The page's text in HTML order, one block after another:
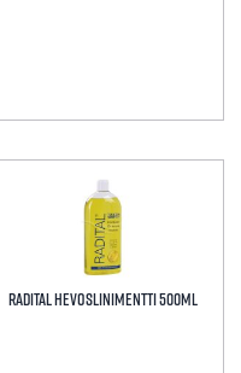
Radital Hevoslinimentti 500ml